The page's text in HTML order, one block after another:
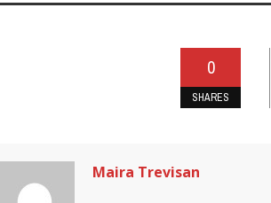
0
SHARES
Maira Trevisan